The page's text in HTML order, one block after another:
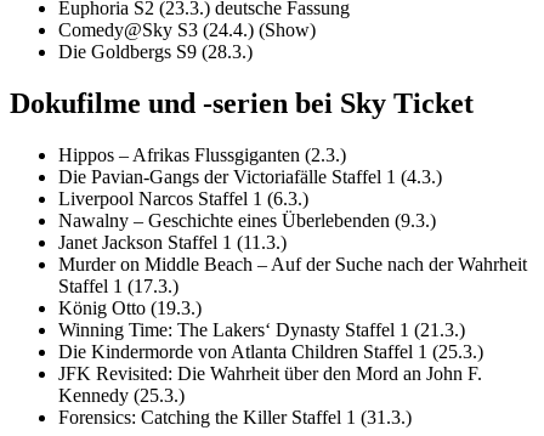
Euphoria S2 (23.3.) deutsche Fassung
Comedy@Sky S3 (24.4.) (Show)
Die Goldbergs S9 (28.3.)
Dokufilme und -serien bei Sky Ticket
Hippos – Afrikas Flussgiganten (2.3.)
Die Pavian-Gangs der Victoriafälle Staffel 1 (4.3.)
Liverpool Narcos Staffel 1 (6.3.)
Nawalny – Geschichte eines Überlebenden (9.3.)
Janet Jackson Staffel 1 (11.3.)
Murder on Middle Beach – Auf der Suche nach der Wahrheit
Staffel 1 (17.3.)
König Otto (19.3.)
Winning Time: The Lakers‘ Dynasty Staffel 1 (21.3.)
Die Kindermorde von Atlanta Children Staffel 1 (25.3.)
JFK Revisited: Die Wahrheit über den Mord an John F.
Kennedy (25.3.)
Forensics: Catching the Killer Staffel 1 (31.3.)